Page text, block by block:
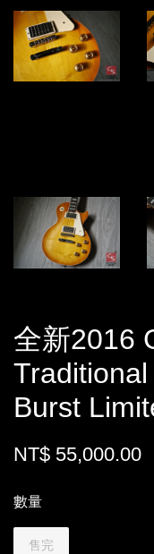
全新2016
Burst
NT$ 55,000.00
數量
售完